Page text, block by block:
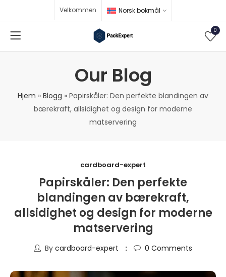
Velkommen Norsk bokmål
0
Our Blog
Hjem » Blogg » Papirskåler: Den perfekte blandingen av
bærekraft, allsidighet og design for moderne
matservering
cardboard-expert
Papirskåler: Den perfekte
blandingen av bærekraft,
allsidighet og design for moderne
matservering
By cardboard-expert 0 Comments